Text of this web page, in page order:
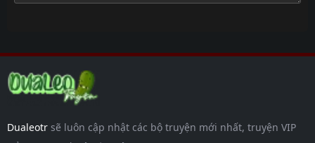
Chap 10
7 tháng
Chap 9
Chap 8
7 tháng
trước
Dualeotr sẽ luôn cập nhật các bộ truyện mới nhất, truyện VIP